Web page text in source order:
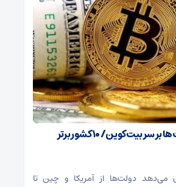
رقابت پنهان دولت‌ها بر سر بیت‌کوین/ ۱۰ کشور برتر
می‌دهد دولت‌ها از آمریکا و چین تا